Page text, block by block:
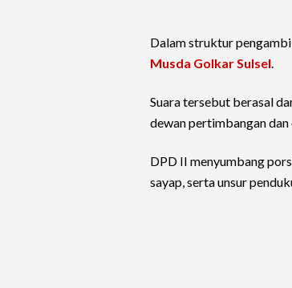
Dalam struktur
Musda Golkar Sulsel.
Suara tersebut berasal
dewan pertimbangan
DPD II menyumbang
sayap, serta unsur